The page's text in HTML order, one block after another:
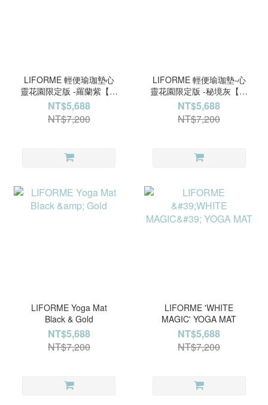
LIFORME 輕便瑜珈墊心
靈花園限定版 -羅蘭紫【愛
莉莎莎專屬】
NT$5,688
NT$7,200
LIFORME 輕便瑜珈墊-心
靈花園限定版 -秘境灰【愛
莉莎莎專屬】
NT$5,688
NT$7,200
LIFORME Yoga Mat
Black & Gold
NT$5,688
NT$7,200
LIFORME 'WHITE
MAGIC' YOGA MAT
NT$5,688
NT$7,200